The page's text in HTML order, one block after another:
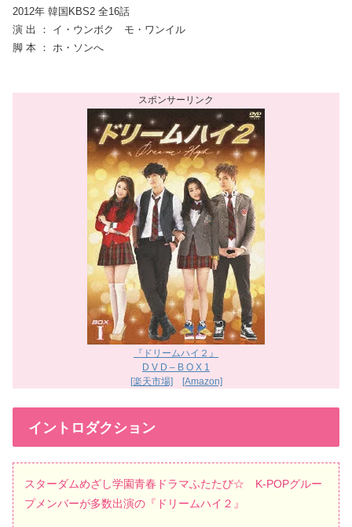
2012年 韓国KBS2 全16話
演 出 ： イ・ウンボク モ・ワンイル
脚 本 ： ホ・ソンへ
『ドリームハイ２』
D V D – B O X 1
[楽天市場]
[Amazon]
イントロダクション
スターダムめざし学園青春ドラマふたたび☆ K-POPグルー
プメンバーが多数出演の『ドリームハイ２』